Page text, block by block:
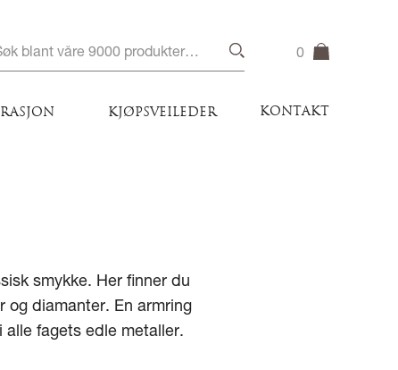
0
KJØPSVEILEDER KONTAKT
smykke. Her finner du
og diamanter. En armring
fagets edle metaller.